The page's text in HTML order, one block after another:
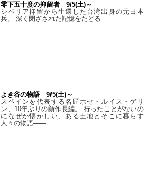
零下五十度の抑留者 9/5(土)～
シベリア抑留から生還した台湾出身の元日本
兵。 深く閉ざされた記憶をたどる—
よき谷の物語 9/5(土)～
スペインを代表する名匠ホセ・ルイス・ゲリ
ン、10年ぶりの新作長編。 行ったことがないの
になぜか懐かしい、ある土地とそこに暮らす
人々の物語――